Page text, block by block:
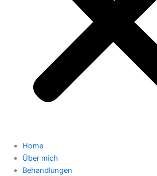
Home
Über mich
Behandlungen